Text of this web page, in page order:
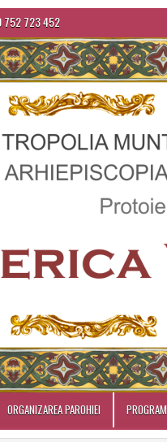
752 723 452
ORGANIZAREA PAROHIEI PROGRAM